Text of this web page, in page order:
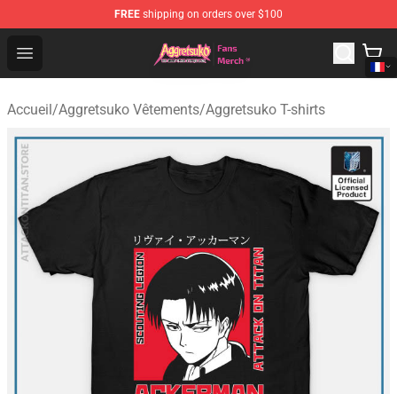
FREE shipping on orders over $100
Open menu
Aggretsuko Store - Official Aggretsuko Merchandise
Accueil/Aggretsuko Vêtements/Aggretsuko T-shirts